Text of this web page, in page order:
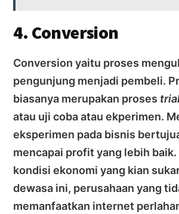
4. Conversion
Conversion yaitu proses
pengunjung menjadi pembeli.
biasanya merupakan proses
atau uji coba atau ekperimen.
eksperimen pada bisnis
mencapai profit yang lebih baik.
kondisi ekonomi yang kian
dewasa ini, perusahaan yang
memanfaatkan internet